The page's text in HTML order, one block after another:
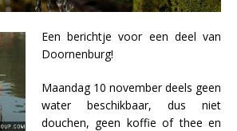
Een berichtje voor een deel van
Doornenburg!
Maandag 10 november deels geen
water beschikbaar, dus niet
douchen, geen koffie of thee en